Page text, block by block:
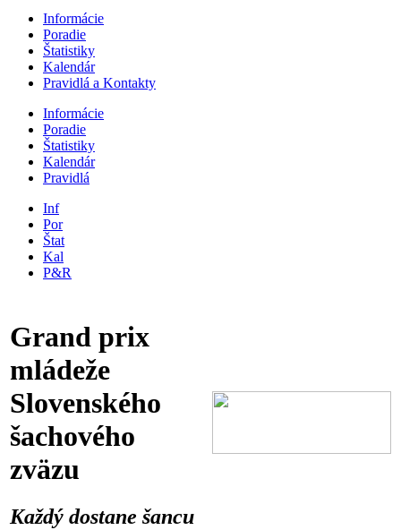
Informácie
Poradie
Štatistiky
Kalendár
Pravidlá a Kontakty
Informácie
Poradie
Štatistiky
Kalendár
Pravidlá
Inf
Por
Štat
Kal
P&R
Grand prix
mládeže
Slovenského
šachového
zväzu
Každý dostane šancu